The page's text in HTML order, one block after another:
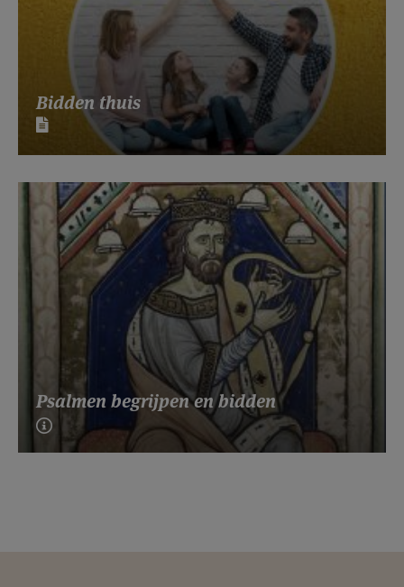
Bidden thuis
Psalmen begrijpen en bidden